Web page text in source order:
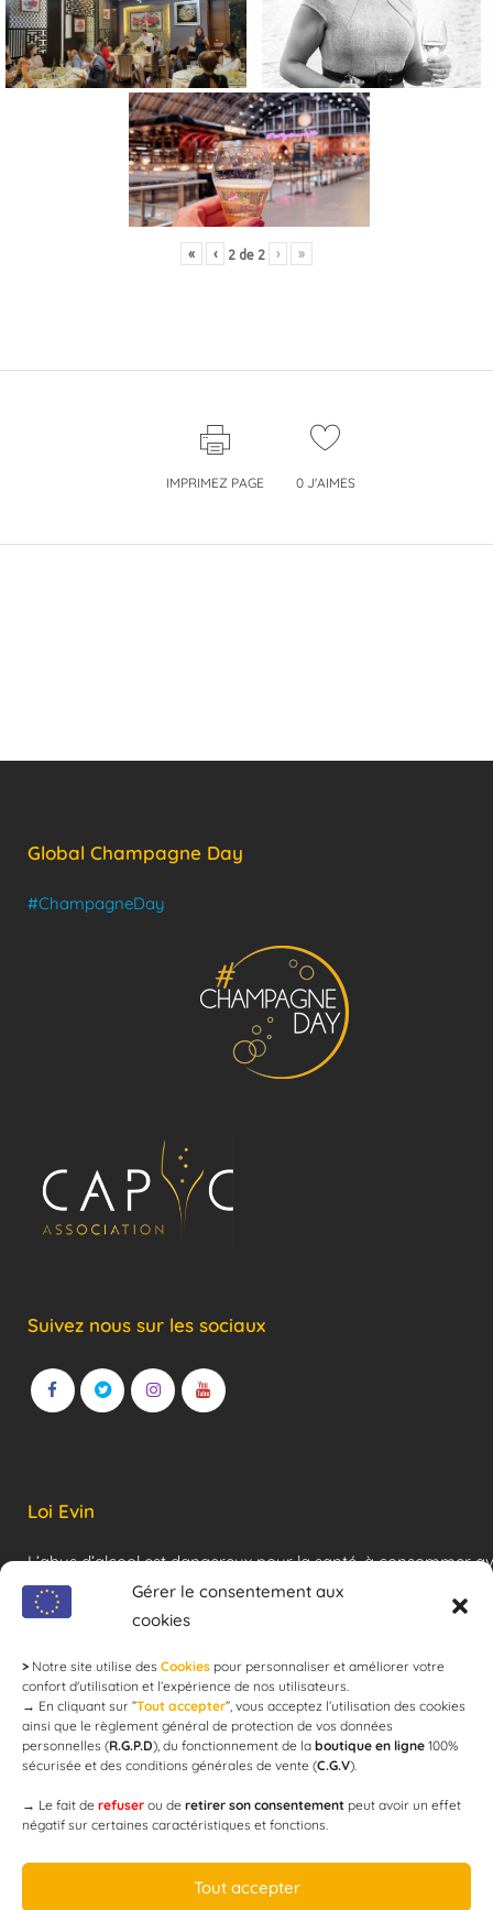
Gérer le consentement aux
cookies
> Notre site utilise des Cookies pour personnaliser et améliorer votre
confort d'utilisation et l’expérience de nos utilisateurs.
→ En cliquant sur ”Tout accepter”, vous acceptez l’utilisation des cookies
ainsi que le règlement général de protection de vos données
personnelles (R.G.P.D), du fonctionnement de la boutique en ligne 100%
sécurisée et des conditions générales de vente (C.G.V).
→ Le fait de refuser ou de retirer son consentement peut avoir un effet
négatif sur certaines caractéristiques et fonctions.
Tout accepter
« ‹ 2 de 2 › »
IMPRIMEZ PAGE 0J'AIMES
Global Champagne Day
#ChampagneDay
Suivez nous sur les sociaux
Loi Evin
L’abus d’alcool est dangereux pour la santé, à consommer
modération !
Newsletter
email